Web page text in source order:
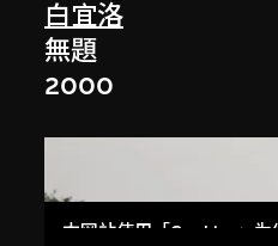
白宜洛
無題
2000
本网站使用「Cookies」为